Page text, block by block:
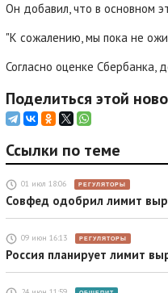
Он добавил, что в основном
"К сожалению, мы пока не
Согласно оценке Сбербанка,
Поделиться этой
Ссылки по теме
01 июл 18:06 РЕГУЛЯТОРЫ
Совфед одобрил лимит
09 июн 16:13 РЕГУЛЯТОРЫ
Россия планирует лимит